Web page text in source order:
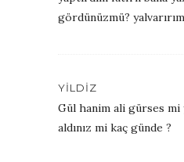
gördünüzmü?
YILDIZ
Gül hanim ali gürses mi
aldınız mi kaç günde ?